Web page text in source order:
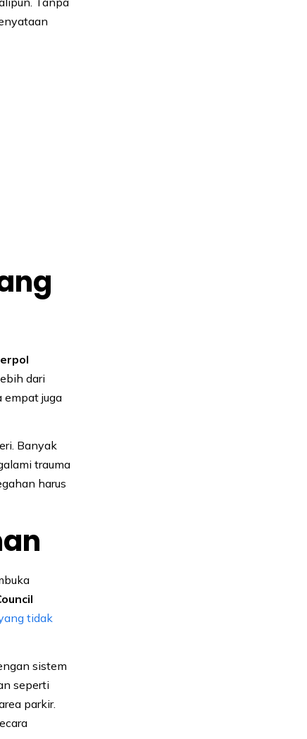
dari
empat juga
Banyak
trauma
harus
tidak
sistem
seperti
parkir.